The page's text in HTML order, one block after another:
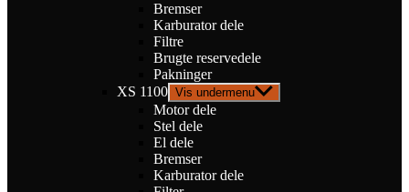
Bremser
Karburator dele
Filtre
Brugte reservedele
Pakninger
XS 1100 Vis undermenu
Motor dele
Stel dele
El dele
Bremser
Karburator dele